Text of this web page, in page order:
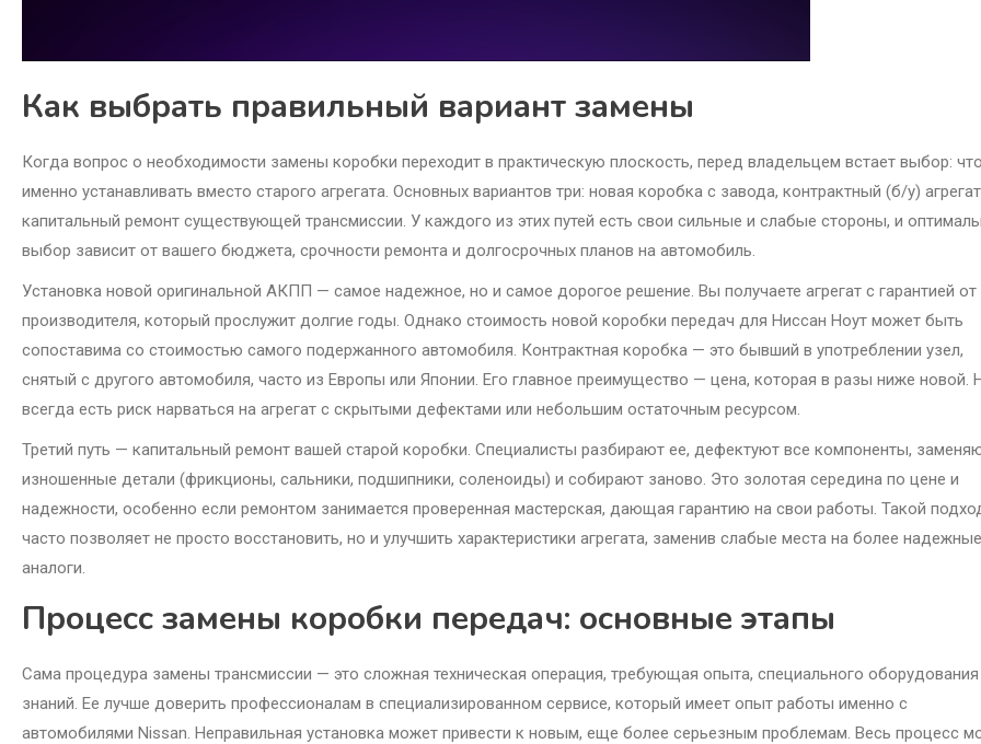
Как выбрать правильный вариант замены
Когда вопрос о необходимости замены коробки переходит в практическую плоскость, перед владельцем встает выбор:
именно устанавливать вместо старого агрегата. Основных вариантов три: новая коробка с завода, контрактный (б/у)
капитальный ремонт существующей трансмиссии. У каждого из этих путей есть свои сильные и слабые стороны, и
выбор зависит от вашего бюджета, срочности ремонта и долгосрочных планов на автомобиль.
Установка новой оригинальной АКПП — самое надежное, но и самое дорогое решение. Вы получаете агрегат с гарантией от
производителя, который прослужит долгие годы. Однако стоимость новой коробки передач для Ниссан Ноут может быть
сопоставима со стоимостью самого подержанного автомобиля. Контрактная коробка — это бывший в употреблении узел,
снятый с другого автомобиля, часто из Европы или Японии. Его главное преимущество — цена, которая в разы ниже новой.
всегда есть риск нарваться на агрегат с скрытыми дефектами или небольшим остаточным ресурсом.
Третий путь — капитальный ремонт вашей старой коробки. Специалисты разбирают ее, дефектуют все компоненты,
изношенные детали (фрикционы, сальники, подшипники, соленоиды) и собирают заново. Это золотая середина по цене и
надежности, особенно если ремонтом занимается проверенная мастерская, дающая гарантию на свои работы. Такой
часто позволяет не просто восстановить, но и улучшить характеристики агрегата, заменив слабые места на более надежные
аналоги.
Процесс замены коробки передач: основные этапы
Сама процедура замены трансмиссии — это сложная техническая операция, требующая опыта, специального оборудования
знаний. Ее лучше доверить профессионалам в специализированном сервисе, который имеет опыт работы именно с
автомобилями Nissan. Неправильная установка может привести к новым, еще более серьезным проблемам. Весь процесс